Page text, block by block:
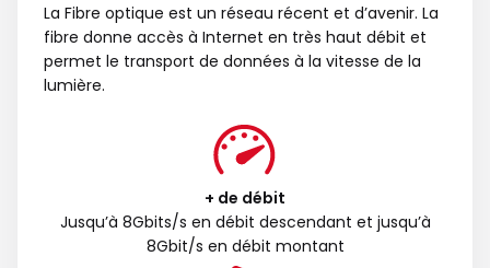
La Fibre optique est un réseau récent et d’avenir. La
fibre donne accès à Internet en très haut débit et
permet le transport de données à la vitesse de la
lumière.
+ de débit
Jusqu’à 8Gbits/s en débit descendant et jusqu’à
8Gbit/s en débit montant